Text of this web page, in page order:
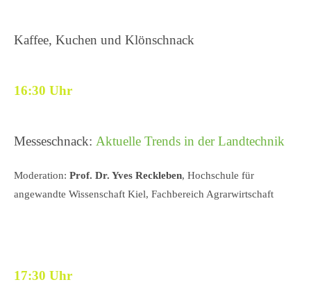
Kaffee, Kuchen und Klönschnack
16:30 Uhr
Messeschnack: Aktuelle Trends in der Landtechnik
Moderation: Prof. Dr. Yves Reckleben, Hochschule für
angewandte Wissenschaft Kiel, Fachbereich Agrarwirtschaft
17:30 Uhr